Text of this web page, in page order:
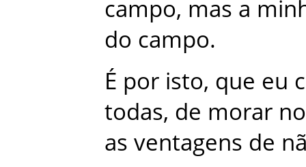
campo, mas a
do campo.
É por isto, que eu
todas, de morar no
as ventagens de